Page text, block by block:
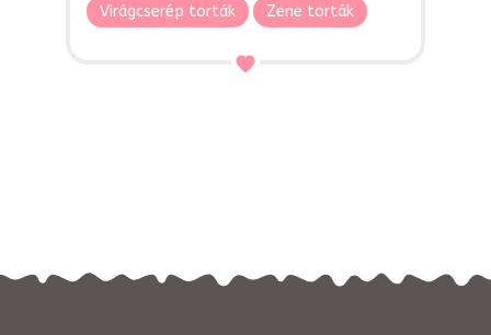
Virágcserép torták Zene torták